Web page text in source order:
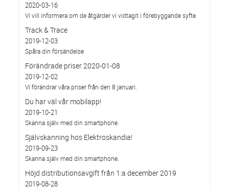
2020-03-16
Vi vill informera om de åtgärder vi vidtagit i förebyggande syfte.
Track & Trace
2019-12-03
Spåra din försändelse
Förändrade priser 2020-01-08
2019-12-02
Vi förändrar våra priser från den 8 januari.
Du har väl vår mobilapp!
2019-10-21
Skanna själv med din smartphone.
Självskanning hos Elektroskandia!
2019-09-23
Skanna själv med din smartphone.
Höjd distributionsavgift från 1:a december 2019
2019-08-28